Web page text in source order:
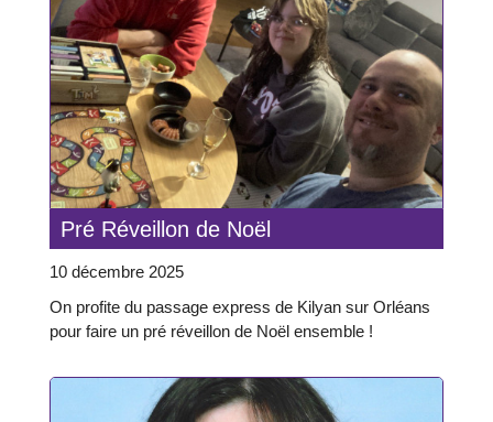
Pré Réveillon de Noël
10 décembre 2025
On profite du passage express de Kilyan sur Orléans
pour faire un pré réveillon de Noël ensemble !